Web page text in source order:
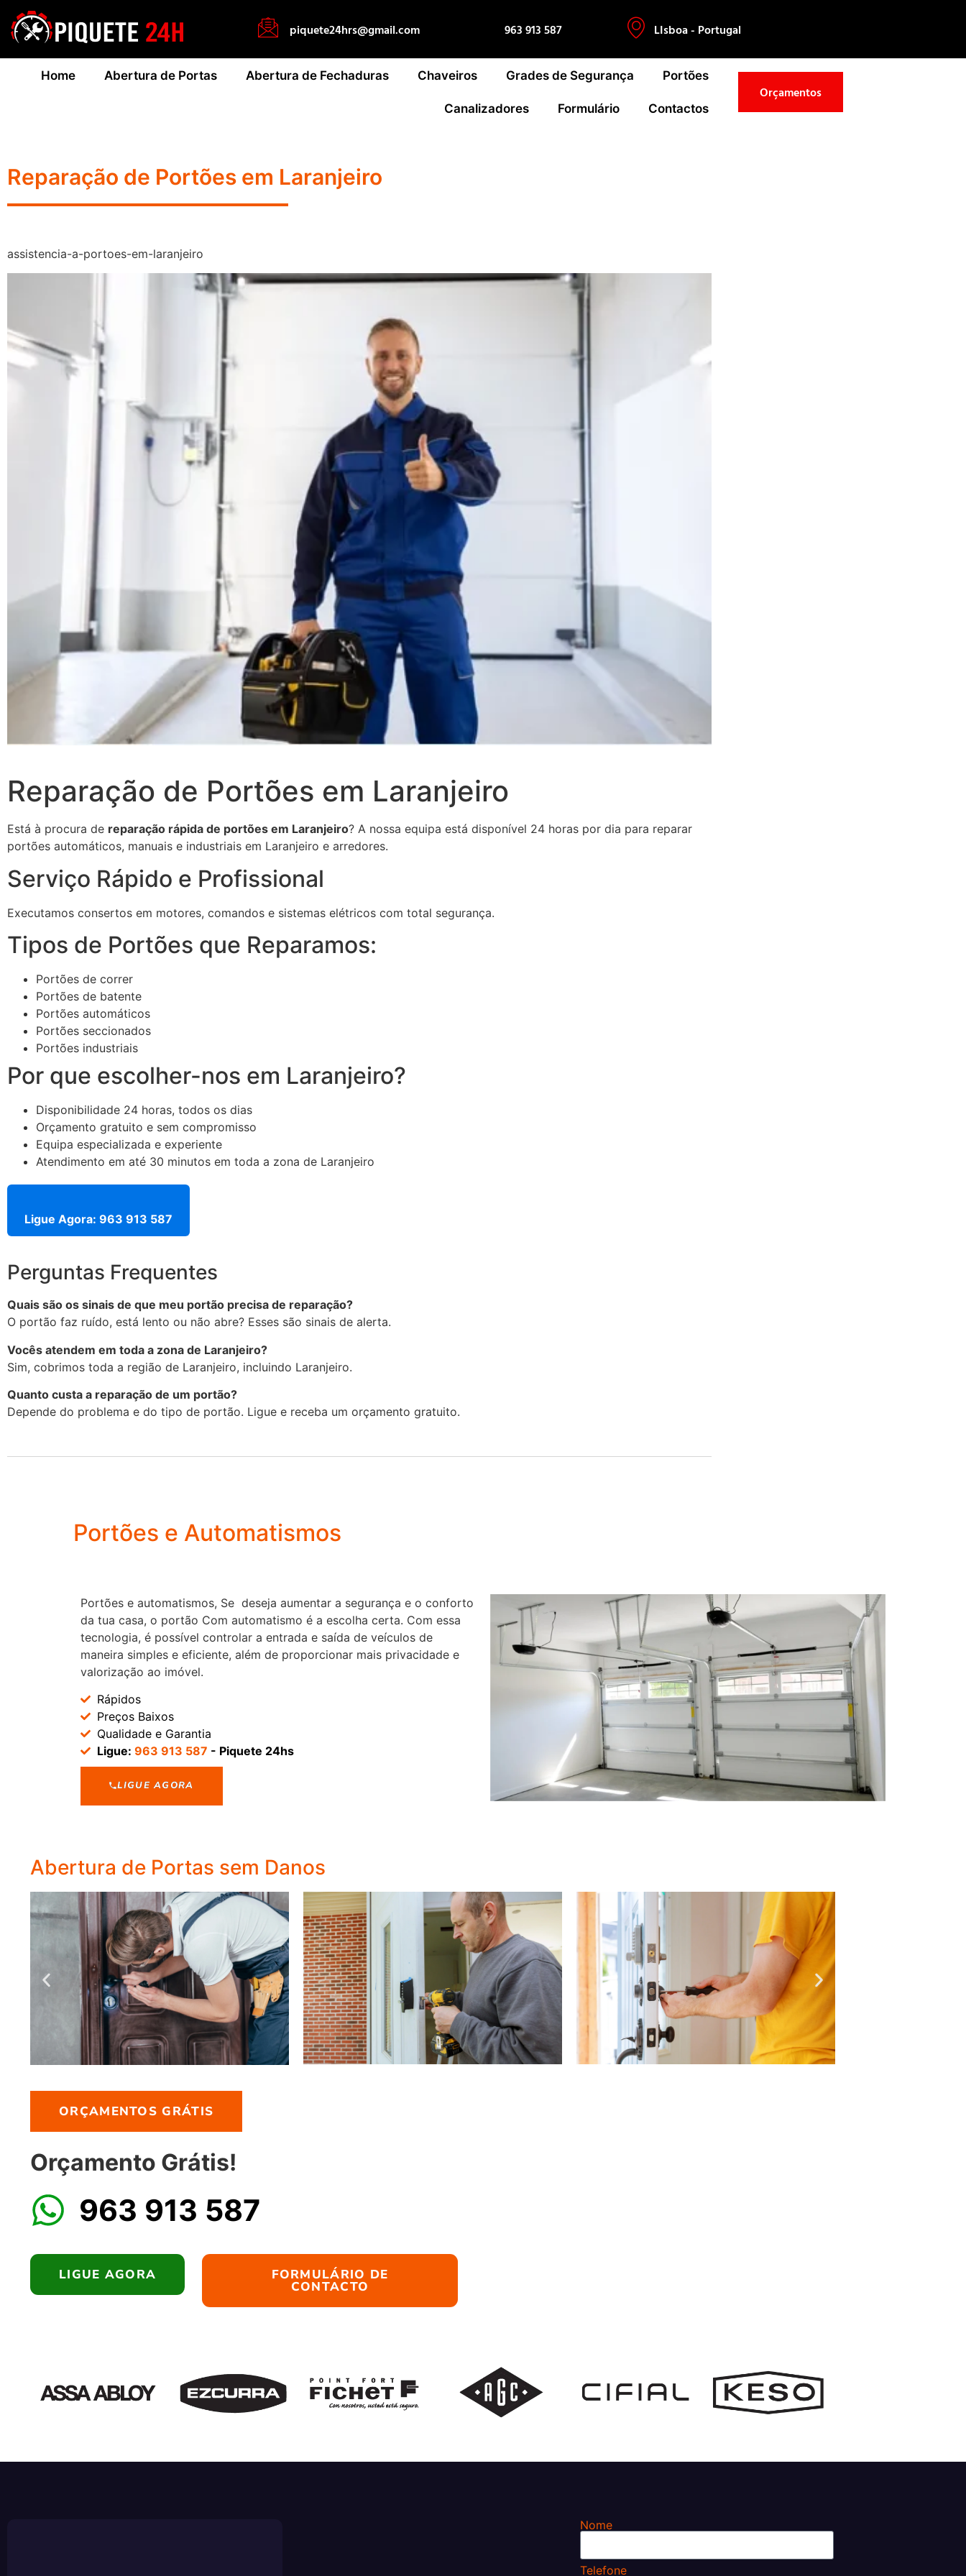
piquete24hrs@gmail.com 963 913 587 LIsboa - Portugal
Home Abertura de Portas Abertura de Fechaduras Chaveiros Grades de Segurança Portões
Canalizadores Formulário Contactos
Orçamentos
Reparação de Portões em Laranjeiro
assistencia-a-portoes-em-laranjeiro
Reparação de Portões em Laranjeiro
Está à procura de reparação rápida de portões em Laranjeiro? A nossa equipa está disponível 24 horas por dia para reparar
portões automáticos, manuais e industriais em Laranjeiro e arredores.
Serviço Rápido e Profissional
Executamos consertos em motores, comandos e sistemas elétricos com total segurança.
Tipos de Portões que Reparamos:
Portões de correr
Portões de batente
Portões automáticos
Portões seccionados
Portões industriais
Por que escolher-nos em Laranjeiro?
Disponibilidade 24 horas, todos os dias
Orçamento gratuito e sem compromisso
Equipa especializada e experiente
Atendimento em até 30 minutos em toda a zona de Laranjeiro
Ligue Agora: 963 913 587
Perguntas Frequentes
Quais são os sinais de que meu portão precisa de reparação?
O portão faz ruído, está lento ou não abre? Esses são sinais de alerta.
Vocês atendem em toda a zona de Laranjeiro?
Sim, cobrimos toda a região de Laranjeiro, incluindo Laranjeiro.
Quanto custa a reparação de um portão?
Depende do problema e do tipo de portão. Ligue e receba um orçamento gratuito.
Portões e Automatismos
Portões e automatismos, Se deseja aumentar a segurança e o conforto
da tua casa, o portão Com automatismo é a escolha certa. Com essa
tecnologia, é possível controlar a entrada e saída de veículos de
maneira simples e eficiente, além de proporcionar mais privacidade e
valorização ao imóvel.
Rápidos
Preços Baixos
Qualidade e Garantia
Ligue: 963 913 587 - Piquete 24hs
LIGUE AGORA
Abertura de Portas sem Danos
ORÇAMENTOS GRÁTIS
Orçamento Grátis!
963 913 587
LIGUE AGORA FORMULÁRIO DE
CONTACTO
Nome
Telefone